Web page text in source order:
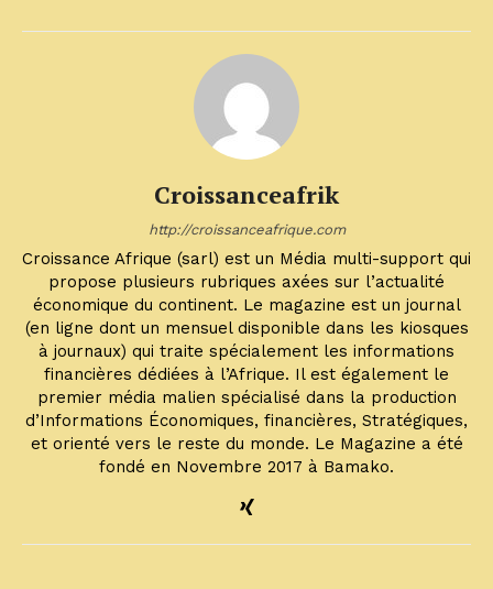
Croissanceafrik
http://croissanceafrique.com
Croissance Afrique (sarl) est un Média multi-support qui
propose plusieurs rubriques axées sur l’actualité
économique du continent. Le magazine est un journal
(en ligne dont un mensuel disponible dans les kiosques
à journaux) qui traite spécialement les informations
financières dédiées à l’Afrique. Il est également le
premier média malien spécialisé dans la production
d’Informations Économiques, financières, Stratégiques,
et orienté vers le reste du monde. Le Magazine a été
fondé en Novembre 2017 à Bamako.